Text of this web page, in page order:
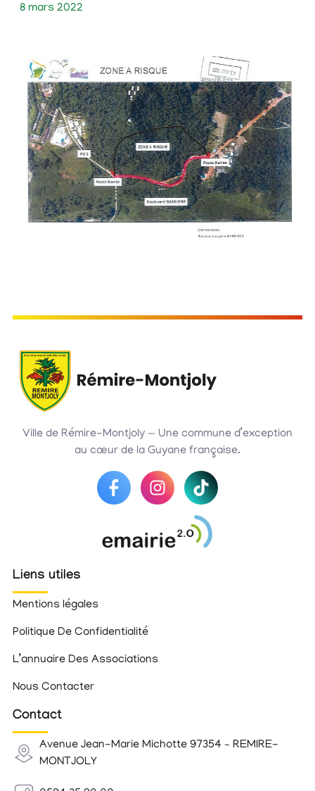
8 mars 2022
Ville de Rémire-Montjoly — Une commune d’exception
au cœur de la Guyane française.
Liens utiles
Mentions légales
Politique De Confidentialité
L’annuaire Des Associations
Nous Contacter
Contact
Avenue Jean-Marie Michotte 97354 – REMIRE-
MONTJOLY